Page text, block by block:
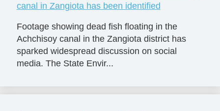
canal in Zangiota has been identified
Footage showing dead fish floating in the
Achchisoy canal in the Zangiota district has
sparked widespread discussion on social
media. The State Envir...